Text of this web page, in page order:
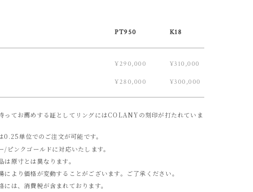
PT950 K18
¥290,000 ¥310,000
¥280,000 ¥300,000
ってお薦めする証としてリングにはCOLANYの刻印が打たれていま
0.25単位でのご注文が可能です。
/ピンクゴールドに対応いたします。
は原寸とは異なります。
により価格が変動することがございます。ご了承ください。
には、消費税が含まれております。